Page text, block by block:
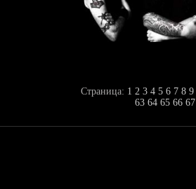
Страница: 1 2 3 4 5 6 7 8 9
63 64 65 66 67